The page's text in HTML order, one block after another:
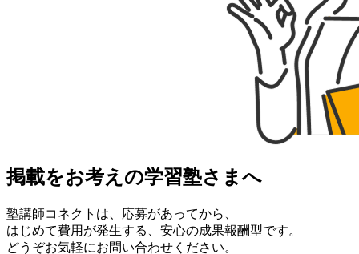
掲載をお考えの学習塾さまへ
塾講師コネクトは、応募があってから、
はじめて費用が発生する、安心の成果報酬型です。
どうぞお気軽にお問い合わせください。